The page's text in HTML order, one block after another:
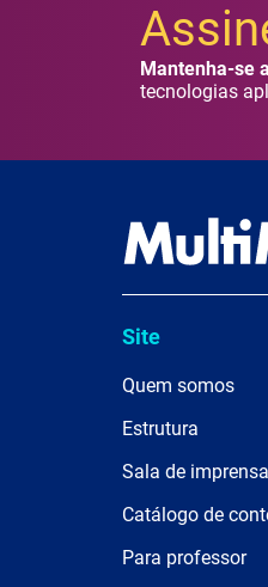
Mantenha-se
tecnologias
Site
Quem somos
Estrutura
Sala de imprensa
Catálogo de
Para professor